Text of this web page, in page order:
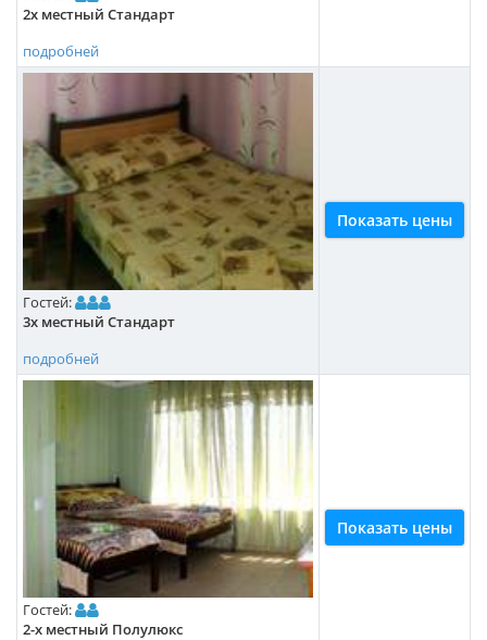
2х местный Стандарт
подробней
Гостей:
3х местный Стандарт
подробней
Показать цены
Гостей:
2-х местный Полулюкс
Показать цены